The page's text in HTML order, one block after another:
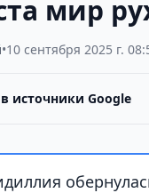
мир
•10 сентября 2025 г.
источники Google